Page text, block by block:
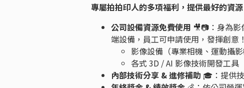
專屬拍拍印人的多項福利，提供最好的資
公司設備資源免費使用 🎥📷：身為
端設備，員工可申請使用，發揮創意！
影像設備（專業相機、運動攝影
各式 3D / AI 影像技術開發工具
內部技術分享 & 進修補助 🎓：提供